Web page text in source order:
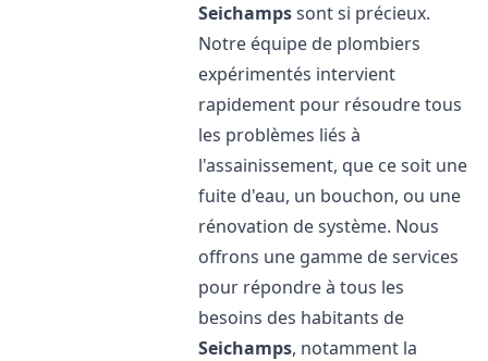
Seichampssont si précieux.
Notre équipe de plombiers
expérimentés intervient
rapidement pour résoudre tous
les problèmes liés à
l'assainissement, que ce soit une
fuite d'eau, un bouchon, ou une
rénovation de système. Nous
offrons une gamme de services
pour répondre à tous les
besoins des habitants de
Seichamps, notamment la